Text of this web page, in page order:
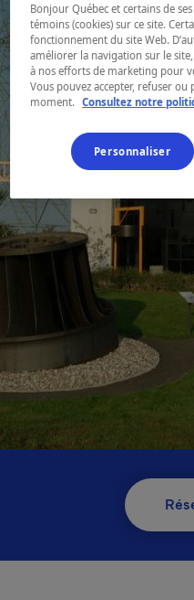
Bonjour Québec et certains de
témoins (cookies) sur ce site.
fonctionnement du site Web.
améliorer la navigation sur le
à nos efforts de marketing pour
Vous pouvez accepter, refuser
moment.
Consultez notre
Personnaliser